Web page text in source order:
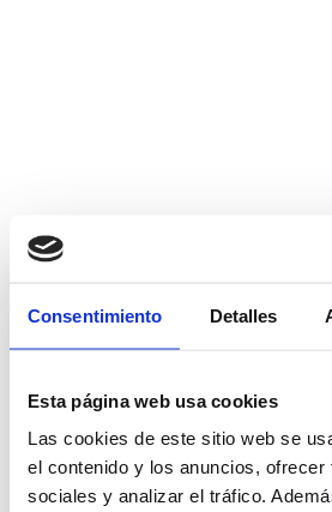
Consentimiento Detalles
Esta página web usa cookies
Las cookies de este sitio web se
el contenido y los anuncios, ofrecer
sociales y analizar el tráfico.